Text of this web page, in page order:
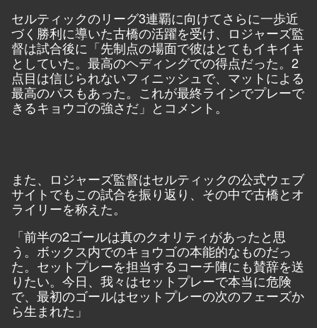
セルティックのリーグ3連覇に向けてさらに一歩近
づく勝利に導いた古橋の活躍を受け、ロジャーズ監
督は試合後に「先制点の場面で彼はとてもイキイキ
としていた。最高のヘディングでの得点だった。2
点目は信じられないフィニッシュで、マットによる
最高のパスもあった。これが最終ラインでプレーで
きるキョウゴの強さだ」とコメント。
また、ロジャーズ監督はセルティックの公式ウェブ
サイトでもこの試合を振り返り、その中で古橋とオ
ライリーを称えた。
「前半の2ゴールは真のクオリティがあったと思
う。ボックス内でのキョウゴの本能的なものだっ
た。セットプレーを担当するコーチ陣にも賛辞を送
りたい。今日、我々はセットプレーで本当に危険
で、最初のゴールはセットプレーの次のフェーズか
ら生まれた」